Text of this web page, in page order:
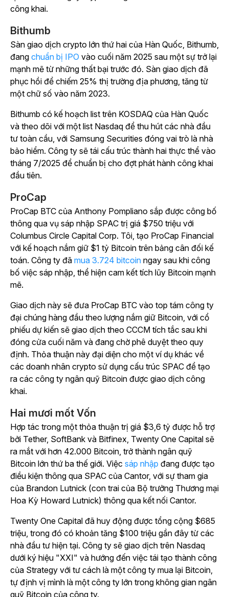
công khai.
Bithumb
Sàn giao dịch crypto lớn thứ hai của Hàn Quốc, Bithumb,
đang chuẩn bị IPO vào cuối năm 2025 sau một sự trở lại
mạnh mẽ từ những thất bại trước đó. Sàn giao dịch đã
phục hồi để chiếm 25% thị trường địa phương, tăng từ
một chữ số vào năm 2023.
Bithumb có kế hoạch list trên KOSDAQ của Hàn Quốc
và theo dõi với một list Nasdaq để thu hút các nhà đầu
tư toàn cầu, với Samsung Securities đóng vai trò là nhà
bảo hiểm. Công ty sẽ tái cấu trúc thành hai thực thể vào
tháng 7/2025 để chuẩn bị cho đợt phát hành công khai
đầu tiên.
ProCap
ProCap BTC của Anthony Pompliano sắp được công bố
thông qua vụ sáp nhập SPAC trị giá $750 triệu với
Columbus Circle Capital Corp. Tôi, tạo ProCap Financial
với kế hoạch nắm giữ $1 tỷ Bitcoin trên bảng cân đối kế
toán. Công ty đã mua 3.724 bitcoin ngay sau khi công
bố việc sáp nhập, thể hiện cam kết tích lũy Bitcoin mạnh
mẽ.
Giao dịch này sẽ đưa ProCap BTC vào top tám công ty
đại chúng hàng đầu theo lượng nắm giữ Bitcoin, với cổ
phiếu dự kiến sẽ giao dịch theo CCCM tích tắc sau khi
đóng cửa cuối năm và đang chờ phê duyệt theo quy
định. Thỏa thuận này đại diện cho một ví dụ khác về
các doanh nhân crypto sử dụng cấu trúc SPAC để tạo
ra các công ty ngân quỹ Bitcoin được giao dịch công
khai.
Hai mươi mốt Vốn
Hợp tác trong một thỏa thuận trị giá $3,6 tỷ được hỗ trợ
bởi Tether, SoftBank và Bitfinex, Twenty One Capital sẽ
ra mắt với hơn 42.000 Bitcoin, trở thành ngân quỹ
Bitcoin lớn thứ ba thế giới. Việc sáp nhập đang được tạo
điều kiện thông qua SPAC của Cantor, với sự tham gia
của Brandon Lutnick (con trai của Bộ trưởng Thương mại
Hoa Kỳ Howard Lutnick) thông qua kết nối Cantor.
Twenty One Capital đã huy động được tổng cộng $685
triệu, trong đó có khoản tăng $100 triệu gần đây từ các
nhà đầu tư hiện tại. Công ty sẽ giao dịch trên Nasdaq
dưới ký hiệu "XXI" và hướng đến việc tái tạo thành công
của Strategy với tư cách là một công ty mua lại Bitcoin,
tự định vị mình là một công ty lớn trong không gian ngân
quỹ Bitcoin của công ty.